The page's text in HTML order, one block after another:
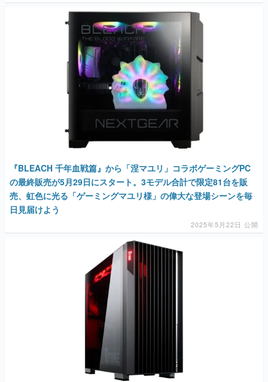
『BLEACH 千年血戦篇』から「涅マユリ」コラボゲーミングPC
の最終販売が5月29日にスタート。3モデル合計で限定81台を販
売、虹色に光る「ゲーミングマユリ様」の偉大な登場シーンを毎
日見届けよう
2025年5月22日 公開